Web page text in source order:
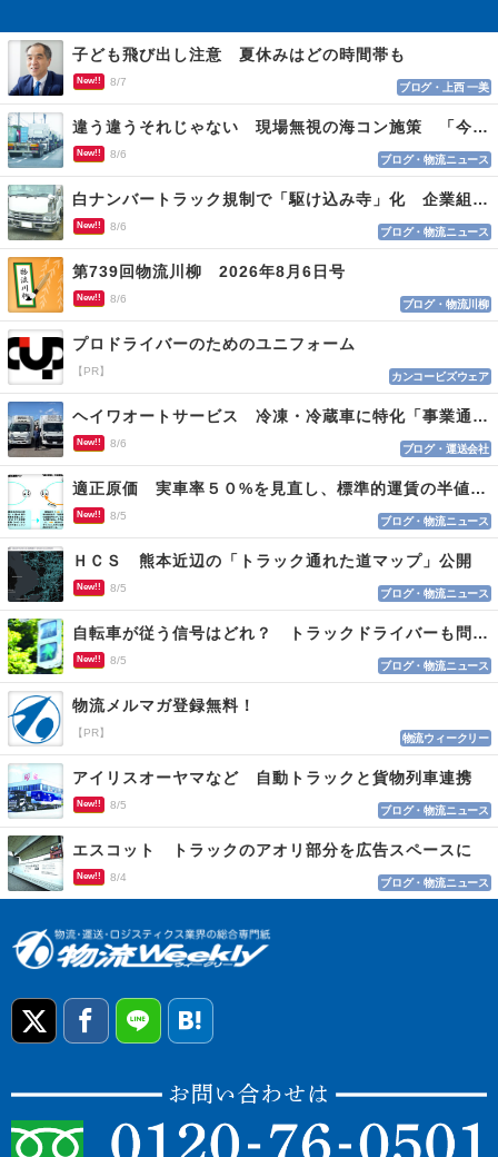
子ども飛び出し注意 夏休みはどの時間帯も
New!! 8/7 ブログ・上西 一美
違う違うそれじゃない 現場無視の海コン施策 「今でも平均２～３時間は待つ」
New!! 8/6 ブログ・物流ニュース
白ナンバートラック規制で「駆け込み寺」化 企業組合が入会基準を見直しへ
New!! 8/6 ブログ・物流ニュース
第739回物流川柳 2026年8月6日号
New!! 8/6 ブログ・物流川柳
プロドライバーのためのユニフォーム
【PR】 カンコービズウェア
ヘイワオートサービス 冷凍・冷蔵車に特化「事業通じ貢献目指す」
New!! 8/6 ブログ・運送会社
適正原価 実車率５０%を見直し、標準的運賃の半値の恐れも
New!! 8/5 ブログ・物流ニュース
ＨＣＳ 熊本近辺の「トラック通れた道マップ」公開
New!! 8/5 ブログ・物流ニュース
自転車が従う信号はどれ？ トラックドライバーも問われる認識
New!! 8/5 ブログ・物流ニュース
物流メルマガ登録無料！
【PR】 物流ウィークリー
アイリスオーヤマなど 自動トラックと貨物列車連携
New!! 8/5 ブログ・物流ニュース
エスコット トラックのアオリ部分を広告スペースに
New!! 8/4 ブログ・物流ニュース